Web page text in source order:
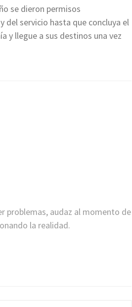
se dieron permisos
del servicio hasta que concluya el
y llegue a sus destinos una vez
problemas, audaz al momento de
la realidad.